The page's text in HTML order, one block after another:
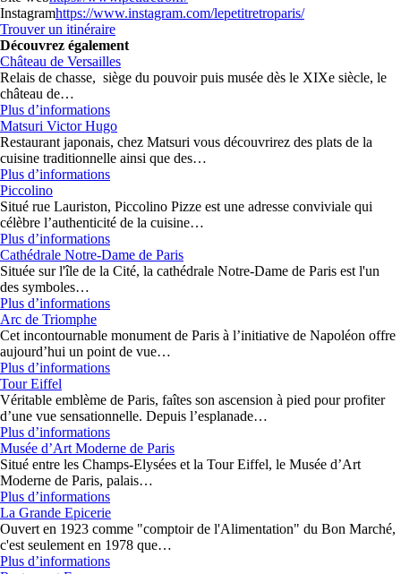
Instagramhttps://www.instagram.com/lepetitretroparis/
Trouver un itinéraire
Découvrez également
Château de Versailles
Relais de chasse, siège du pouvoir puis musée dès le XIXe siècle, le
château de…
Plus d’informations
Matsuri Victor Hugo
Restaurant japonais, chez Matsuri vous découvrirez des plats de la
cuisine traditionnelle ainsi que des…
Plus d’informations
Piccolino
Situé rue Lauriston, Piccolino Pizze est une adresse conviviale qui
célèbre l’authenticité de la cuisine…
Plus d’informations
Cathédrale Notre-Dame de Paris
Située sur l'île de la Cité, la cathédrale Notre-Dame de Paris est l'un
des symboles…
Plus d’informations
Arc de Triomphe
Cet incontournable monument de Paris à l’initiative de Napoléon offre
aujourd’hui un point de vue…
Plus d’informations
Tour Eiffel
Véritable emblème de Paris, faîtes son ascension à pied pour profiter
d’une vue sensationnelle. Depuis l’esplanade…
Plus d’informations
Musée d’Art Moderne de Paris
Situé entre les Champs-Elysées et la Tour Eiffel, le Musée d’Art
Moderne de Paris, palais…
Plus d’informations
La Grande Epicerie
Ouvert en 1923 comme "comptoir de l'Alimentation" du Bon Marché,
c'est seulement en 1978 que…
Plus d’informations